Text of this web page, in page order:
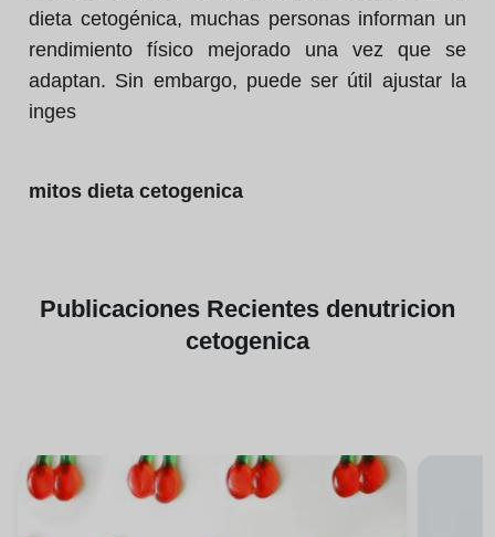
dieta cetogénica, muchas personas informan un
rendimiento físico mejorado una vez que se
adaptan. Sin embargo, puede ser útil ajustar la
inges
mitos dieta cetogenica
Publicaciones Recientes denutricion
cetogenica